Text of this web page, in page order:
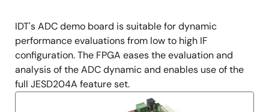
説
明
IDT's ADC demo board is suitable for dynamic
performance evaluations from low to high IF
configuration. The FPGA eases the evaluation and
analysis of the ADC dynamic and enables use of the
full JESD204A feature set.